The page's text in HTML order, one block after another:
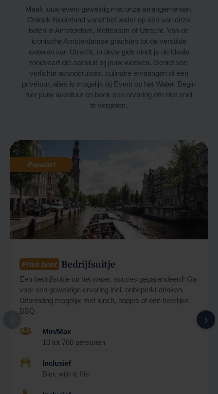
Maak jouw event geweldig met onze arrangementen.
Ontdek Nederland vanaf het water op één van onze
boten in Amsterdam, Rotterdam of Utrecht. Van de
iconische Amsterdamse grachten tot de verstilde
wateren van Utrecht, in deze gids vindt je de ideale
rondvaart die aansluit bij jouw wensen. Geniet van
verlichte avondcruises, culinaire ervaringen of een
privétour, alles is mogelijk bij Event op het Water. Begin
hier jouw avontuur en boek een ervaring om niet snel
te vergeten.
Populair!
Privé boot Bedrijfsuitje
Een bedrijfsuitje op het water, succes gegarandeerd! Ga
voor een geweldige ervaring incl. onbeperkt drinken.
Uitbreiding mogelijk met lunch, hapjes of een heerlijke
BBQ.

Min/Max
10 tot 700 personen

Inclusief
Bier, wijn & fris
›